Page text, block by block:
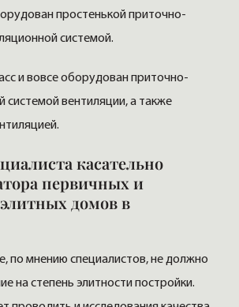
простенькой приточно-
системой.
и вовсе оборудован приточно-
системой вентиляции, а также
касательно
первичных и
домов в
по мнению специалистов, не должно
на степень элитности постройки.